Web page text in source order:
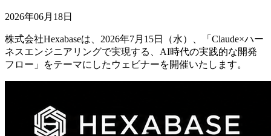
2026年06月18日
株式会社Hexabaseは、2026年7月15日（水）、「Claude×ハー
ネスエンジニアリングで実現する、AI時代の実践的な開発
フロー」をテーマにしたウェビナーを開催いたします。